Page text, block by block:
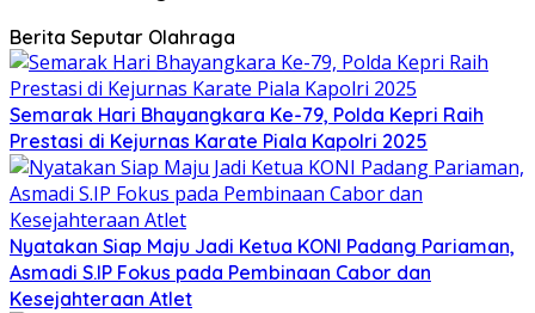
Berita Seputar Olahraga
Semarak Hari Bhayangkara Ke-79, Polda Kepri Raih
Prestasi di Kejurnas Karate Piala Kapolri 2025
Nyatakan Siap Maju Jadi Ketua KONI Padang Pariaman,
Asmadi S.IP Fokus pada Pembinaan Cabor dan
Kesejahteraan Atlet